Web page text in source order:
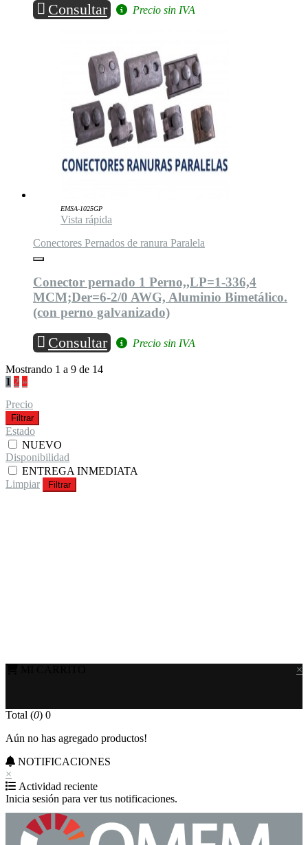
Consultar Precio sin IVA
EMSA-1025GP
Vista rápida
Conectores Pernados de ranura Paralela
Conector pernado 1 Perno,,LP=1-336,4
MCM;Der=6-2/0 AWG, Aluminio Bimetálico.
(con perno galvanizado)
Consultar Precio sin IVA
Mostrando 1 a 9 de 14
1 2 »
Precio
Filtrar
Estado
NUEVO
Disponibilidad
ENTREGA INMEDIATA
Limpiar
Filtrar
×
Total (0) 0
Aún no has agregado productos!
NOTIFICACIONES
×
Actividad reciente
Inicia sesión para ver tus notificaciones.